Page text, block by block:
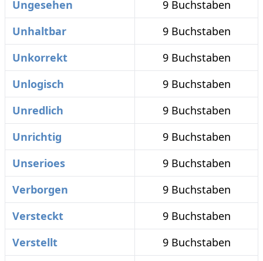
Ungesehen
9 Buchstaben
Unhaltbar
9 Buchstaben
Unkorrekt
9 Buchstaben
Unlogisch
9 Buchstaben
Unredlich
9 Buchstaben
Unrichtig
9 Buchstaben
Unserioes
9 Buchstaben
Verborgen
9 Buchstaben
Versteckt
9 Buchstaben
Verstellt
9 Buchstaben